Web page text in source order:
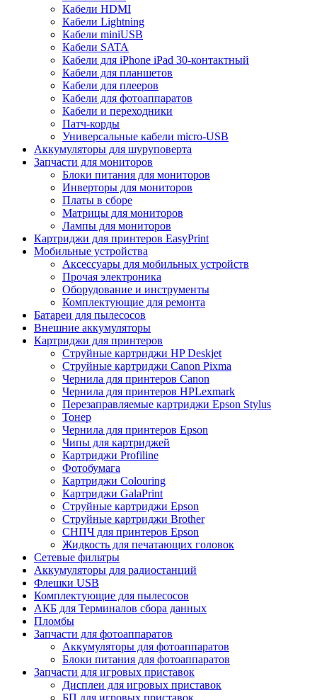
Кабели HDMI
Кабели Lightning
Кабели miniUSB
Кабели SATA
Кабели для iPhone iPad 30-контактный
Кабели для планшетов
Кабели для плееров
Кабели для фотоаппаратов
Кабели и переходники
Патч-корды
Универсальные кабели micro-USB
Аккумуляторы для шуруповерта
Запчасти для мониторов
Блоки питания для мониторов
Инверторы для мониторов
Платы в сборе
Матрицы для мониторов
Лампы для мониторов
Картриджи для принтеров EasyPrint
Мобильные устройства
Аксессуары для мобильных устройств
Прочая электроника
Оборудование и инструменты
Комплектующие для ремонта
Батареи для пылесосов
Внешние аккумуляторы
Картриджи для принтеров
Струйные картриджи HP Deskjet
Струйные картриджи Canon Pixma
Чернила для принтеров Canon
Чернила для принтеров HPLexmark
Перезаправляемые картриджи Epson Stylus
Тонер
Чернила для принтеров Epson
Чипы для картриджей
Картриджи Profiline
Фотобумага
Картриджи Colouring
Картриджи GalaPrint
Струйные картриджи Epson
Струйные картриджи Brother
СНПЧ для принтеров Epson
Жидкость для печатающих головок
Сетевые фильтры
Аккумуляторы для радиостанций
Флешки USB
Комплектующие для пылесосов
АКБ для Терминалов сбора данных
Пломбы
Запчасти для фотоаппаратов
Аккумуляторы для фотоаппаратов
Блоки питания для фотоаппаратов
Запчасти для игровых приставок
Дисплеи для игровых приставок
БП для игровых приставок